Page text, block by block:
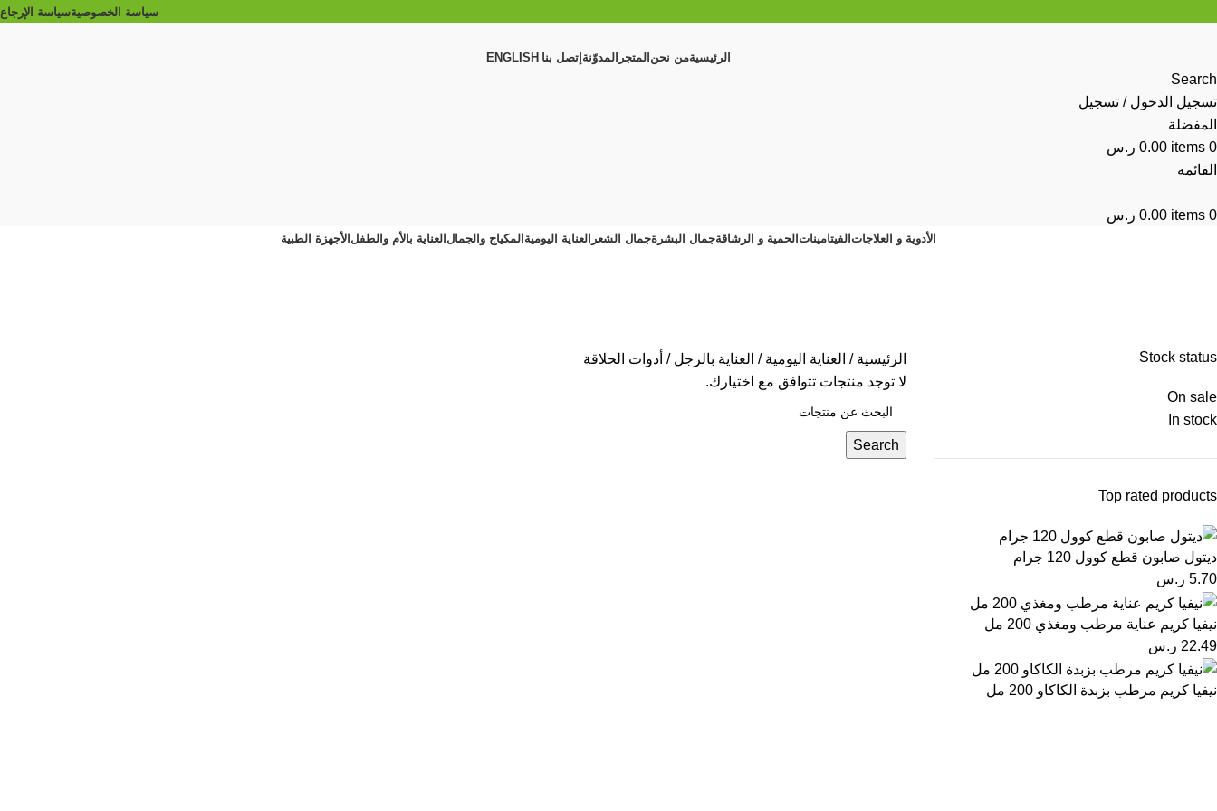
سياسة الخصوصيةسياسة الإرجاع
الرئيسيةمن نحن المتجر المدوّنة إتصل بنا ENGLISH
Search
تسجيل الدخول / تسجيل
المفضلة
0
items
0.00 ر.س
القائمه
0
items
0.00 ر.س
الأدوية و العلاجات الفيتامينات الحمية و الرشاقةجمال البشرةجمال الشعر العناية اليومية المكياج والجمال العناية بالأم والطفل الأجهزة الطبية
Stock status
On sale
In stock
Top rated products
ديتول صابون قطع كوول 120 جرام
5.70 ر.س
نيفيا كريم عناية مرطب ومغذي 200 مل
22.49 ر.س
نيفيا كريم مرطب بزبدة الكاكاو 200 مل
الرئيسية العناية اليومية العناية بالرجل
أدوات الحلاقة
لا توجد منتجات تتوافق مع اختيارك.
Search